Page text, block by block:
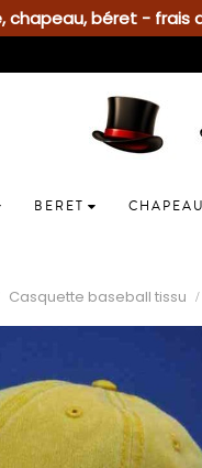
chapeau, béret - frais
BERET
Casquette baseball tissu